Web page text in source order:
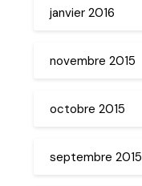
janvier 2016
novembre 2015
octobre 2015
septembre 2015